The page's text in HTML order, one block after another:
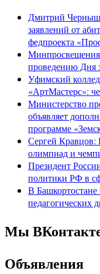
Дмитрий
заявлений от
федпроекта
Минпросвещения
проведению Дня
Уфимский
«АртМастерс»:
Министерство
объявляет
программе
Сергей Кравцов:
олимпиад и
Президент
политики РФ в
В
педагогических
Мы
Объявления